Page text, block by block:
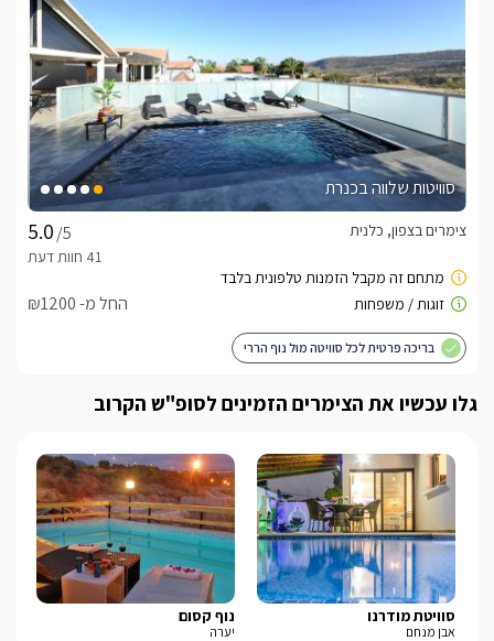
סוויטות שלווה בכנרת
/5
צימרים בצפון, כלנית
החל מ- ₪1200
בריכה פרטית לכל סוויטה מול נוף הררי
גלו עכשיו את הצימרים הזמינים לסופ"ש הקרוב
סוויטת מודרנו
אבן מנחם
נוף קסום
יערה